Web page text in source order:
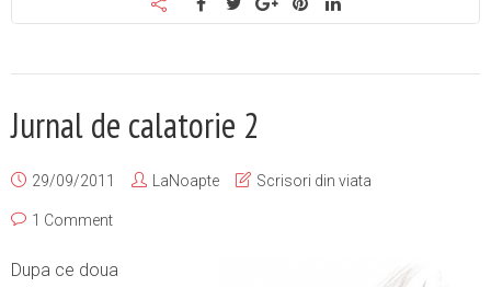
Jurnal de calatorie 2
29/09/2011 LaNoapte Scrisori din viata
1 Comment
Dupa ce doua